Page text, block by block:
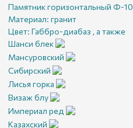
Памятник горизонтальный Ф-10
Материал: гранит
Цвет: Габбро-диабаз , а также
Шанси блек
Мансуровский
Сибирский
Лисья горка
Визаж блу
Империал ред
Казахский